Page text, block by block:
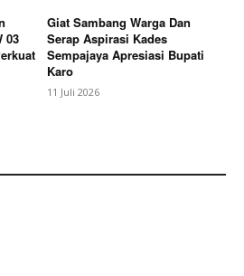
03
Giat Sambang Warga Dan
Serap Aspirasi Kades
Sempajaya Apresiasi Bupati
Karo
11 Juli 2026